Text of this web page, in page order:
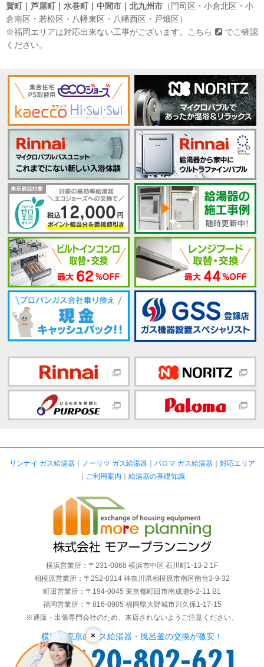
賀町｜芦屋町｜水巻町｜中間市｜北九州市 （門司区・小倉北区・小
倉南区・若松区・八幡東区・八幡西区・戸畑区）
※福岡エリアは対応出来ない工事がございます。
こちら
でご確認
ください。
×
リンナイ ガス給湯器｜ ノーリツ ガス給湯器｜ パロマ ガス給湯器｜ 対応エリア
｜ ご利用案内 ｜ 給湯器の基礎知識
横浜営業所：〒231-0868 横浜市中区 石川町1-13-2 1F
相模原営業所：〒252-0314 神奈川県相模原市南区南台3-9-32
町田営業所：〒194-0045 東京都町田市南成瀬6-2-11 B1
福岡営業所：〒816-0905 福岡県大野城市川久保1-17-15
※通販・出張専門会社のため、来店されないようご注意ください。
横浜・東京のガス給湯器・風呂釜の交換が激安！